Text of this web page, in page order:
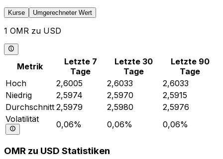
Kurse Umgerechneter Wert
1 OMR zu USD
Metrik
Letzte 7
Tage
Letzte 30
Tage
Letzte 90
Tage
Hoch
2,6005 2,6033
2,6033
Niedrig
2,5974 2,5970
2,5915
Durchschnitt 2,5979 2,5980
2,5976
Volatilität
0,06% 0,06% 0,06%
OMR zu USD Statistiken